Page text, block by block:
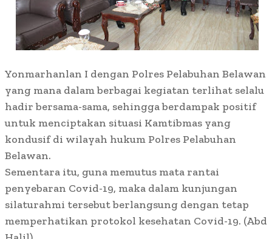
Yonmarhanlan I dengan Polres Pelabuhan Belawan
yang mana dalam berbagai kegiatan terlihat selalu
hadir bersama-sama, sehingga berdampak positif
untuk menciptakan situasi Kamtibmas yang
kondusif di wilayah hukum Polres Pelabuhan
Belawan.
Sementara itu, guna memutus mata rantai
penyebaran Covid-19, maka dalam kunjungan
silaturahmi tersebut berlangsung dengan tetap
memperhatikan protokol kesehatan Covid-19. (Abd